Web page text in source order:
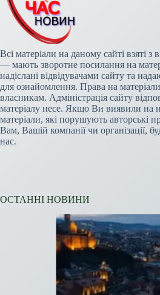
Всі матеріали на даному сайті взяті з
— мають зворотне посилання на
надіслані відвідувачами сайту та
для ознайомлення. Права на
власникам. Адміністрація сайту
матеріалу несе. Якщо Ви виявили на
матеріали, які порушують авторські
Вам, Вашій компанії чи організації,
нас.
ОСТАННІ НОВИНИ